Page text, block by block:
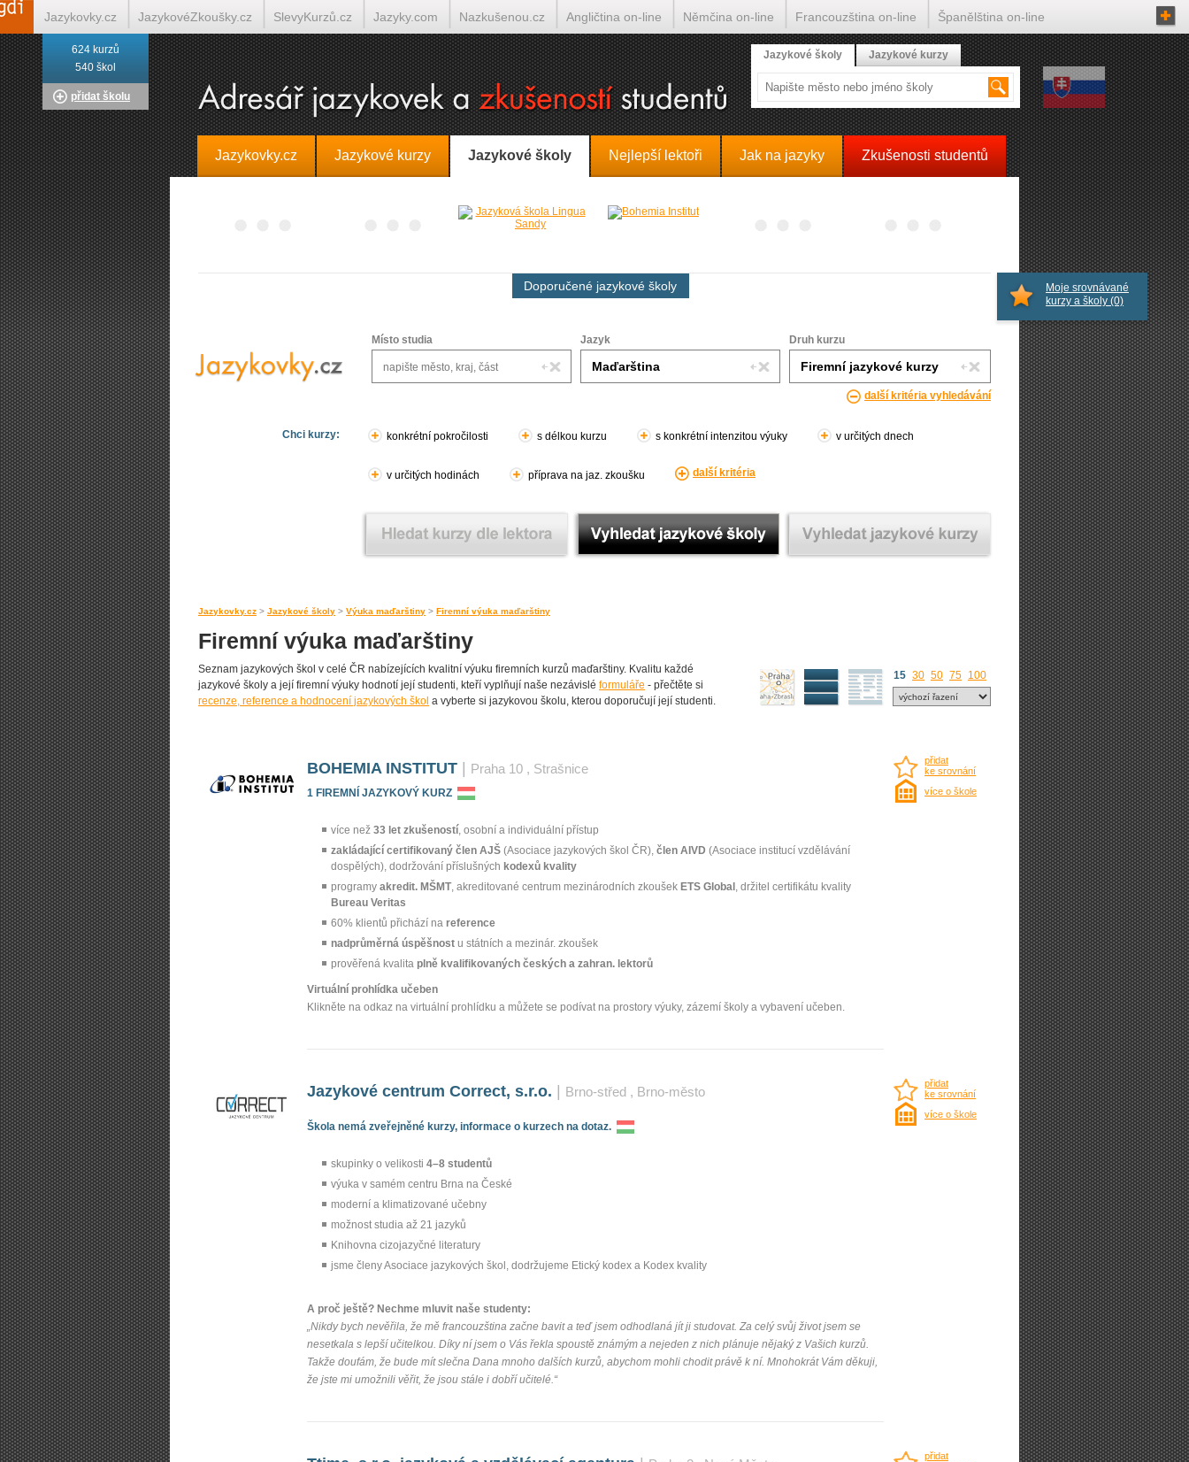
Jazykovky.cz Jazykové kurzy Jazykové školy Nejlepší lektoři Jak na jazyky Zkušenosti studentů
Doporučené jazykové školy
Místo studia Jazyk Druh kurzu
další kritéria vyhledávání
Chci kurzy: konkrétní pokročilosti s délkou kurzu s konkrétní intenzitou výuky v určitých dnech
v určitých hodinách příprava na jaz. zkoušku další kritéria
Jazykovky.cz > Jazykové školy > Výuka maďarštiny > Firemní výuka maďarštiny
Firemní výuka maďarštiny
Seznam jazykových škol v celé ČR nabízejících kvalitní výuku firemních kurzů maďarštiny. Kvalitu každé
jazykové školy a její firemní výuky hodnotí její studenti, kteří vyplňují naše nezávislé formuláře - přečtěte si
recenze, reference a hodnocení jazykových škol a vyberte si jazykovou školu, kterou doporučují její studenti.
15 30 50 75 100
BOHEMIA INSTITUT Praha 10 , Strašnice
1 FIREMNÍ JAZYKOVÝ KURZ
přidat
ke srovnání
více o škole
více než 33 let zkušeností, osobní a individuální přístup
zakládající certifikovaný člen AJŠ (Asociace jazykových škol ČR), člen AIVD (Asociace institucí vzdělávání
dospělých), dodržování příslušných kodexů kvality
programy akredit. MŠMT, akreditované centrum mezinárodních zkoušek ETS Global , držitel certifikátu kvality
Bureau Veritas
60% klientů přichází na reference
nadprůměrná úspěšnost u státních a mezinár. zkoušek
prověřená kvalita plně kvalifikovaných českých a zahran. lektorů
Virtuální prohlídka učeben
Klikněte na odkaz na virtuální prohlídku a můžete se podívat na prostory výuky, zázemí školy a vybavení učeben.
Jazykové centrum Correct, s.r.o. Brno-střed , Brno-město
Škola nemá zveřejněné kurzy, informace o kurzech na dotaz.
přidat
ke srovnání
více o škole
skupinky o velikosti 4–8 studentů
výuka v samém centru Brna na České
moderní a klimatizované učebny
možnost studia až 21 jazyků
Knihovna cizojazyčné literatury
jsme členy Asociace jazykových škol, dodržujeme Etický kodex a Kodex kvality
A proč ještě? Nechme mluvit naše studenty:
„Nikdy bych nevěřila, že mě francouzština začne bavit a teď jsem odhodlaná jít ji studovat. Za celý svůj život jsem se
nesetkala s lepší učitelkou. Díky ní jsem o Vás řekla spoustě známým a nejeden z nich plánuje nějaký z Vašich kurzů.
Takže doufám, že bude mít slečna Dana mnoho dalších kurzů, abychom mohli chodit právě k ní. Mnohokrát Vám děkuji,
že jste mi umožnili věřit, že jsou stále i dobří učitelé.“
přidat
Moje srovnávané
kurzy a školy (0)
624 kurzů
540 škol
přidat školu
Jazykové školy Jazykové kurzy
Jazykovky.cz JazykovéZkoušky.cz SlevyKurzů.cz Jazyky.com Nazkušenou.cz Angličtina on-line Němčina on-line Francouzština on-line Španělština on-line
Italština on-line Tlumočení-Překlady.cz Překládá.cz Tlumočí.cz